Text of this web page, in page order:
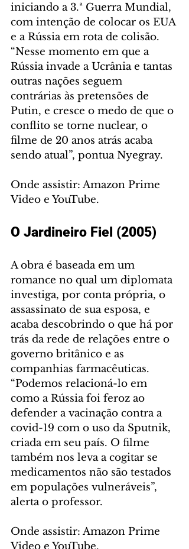
iniciando a 3.ª Guerra Mundial,
com intenção de colocar os EUA
e a Rússia em rota de colisão.
“Nesse momento em que a
Rússia invade a Ucrânia e tantas
outras nações seguem
contrárias às pretensões de
Putin, e cresce o medo de que o
conflito se torne nuclear, o
filme de 20 anos atrás acaba
sendo atual”, pontua Nyegray.
Onde assistir: Amazon Prime
Video e YouTube.
O Jardineiro Fiel (2005)
A obra é baseada em um
romance no qual um diplomata
investiga, por conta própria, o
assassinato de sua esposa, e
acaba descobrindo o que há por
trás da rede de relações entre o
governo britânico e as
companhias farmacêuticas.
“Podemos relacioná-lo em
como a Rússia foi feroz ao
defender a vacinação contra a
covid-19 com o uso da Sputnik,
criada em seu país. O filme
também nos leva a cogitar se
medicamentos não são testados
em populações vulneráveis”,
alerta o professor.
Onde assistir: Amazon Prime
Video e YouTube.